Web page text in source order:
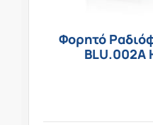
Φορητό
BLU.002A